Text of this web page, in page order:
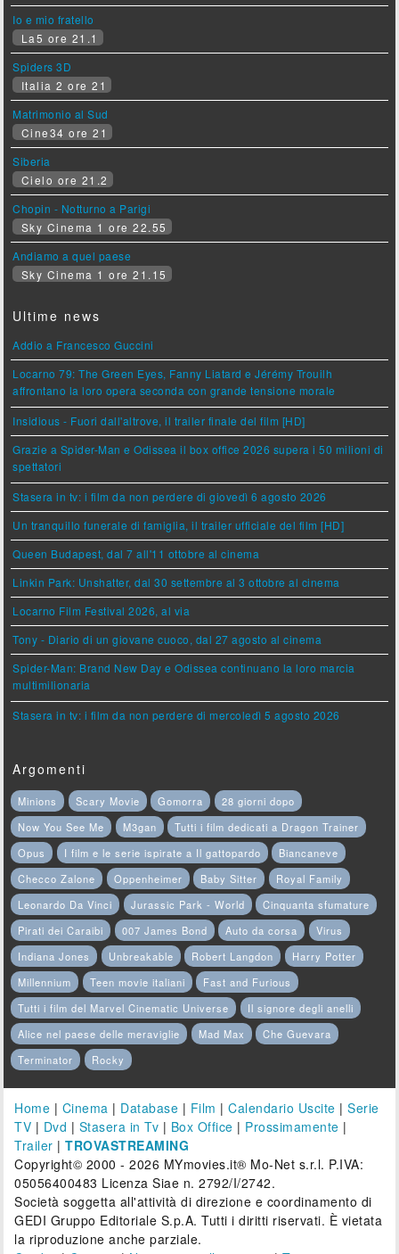
Io e mio fratello
La5 ore 21.1
Spiders 3D
Italia 2 ore 21
Matrimonio al Sud
Cine34 ore 21
Siberia
Cielo ore 21.2
Chopin - Notturno a Parigi
Sky Cinema 1 ore 22.55
Andiamo a quel paese
Sky Cinema 1 ore 21.15
Ultime news
Addio a Francesco Guccini
Locarno 79: The Green Eyes, Fanny Liatard e Jérémy Trouilh
affrontano la loro opera seconda con grande tensione morale
Insidious - Fuori dall'altrove, il trailer finale del film [HD]
Grazie a Spider-Man e Odissea il box office 2026 supera i 50 milioni di
spettatori
Stasera in tv: i film da non perdere di giovedì 6 agosto 2026
Un tranquillo funerale di famiglia, il trailer ufficiale del film [HD]
Queen Budapest, dal 7 all'11 ottobre al cinema
Linkin Park: Unshatter, dal 30 settembre al 3 ottobre al cinema
Locarno Film Festival 2026, al via
Tony - Diario di un giovane cuoco, dal 27 agosto al cinema
Spider-Man: Brand New Day e Odissea continuano la loro marcia
multimilionaria
Stasera in tv: i film da non perdere di mercoledì 5 agosto 2026
Argomenti
Minions Scary Movie Gomorra
28 giorni dopo
Now You See Me
M3gan
Tutti i film dedicati a Dragon Trainer
Opus
I film e le serie ispirate a Il gattopardo
Biancaneve
Checco Zalone
Oppenheimer Baby Sitter
Royal Family
Leonardo Da Vinci
Jurassic Park - World
Cinquanta sfumature
Pirati dei Caraibi
007 James Bond Auto da corsa
Virus
Indiana Jones
Unbreakable Robert Langdon
Harry Potter
Millennium
Teen movie italiani
Fast and Furious
Tutti i film del Marvel Cinematic Universe
Il signore degli anelli
Alice nel paese delle meraviglie
Mad Max
Che Guevara
Terminator
Rocky
Home | Cinema | Database | Film |Calendario Uscite |Serie
TV | Dvd | Stasera in Tv | Box Office | Prossimamente |
Trailer |TROVASTREAMING
Copyright© 2000 - 2026 MYmovies.it® Mo-Net s.r.l. P.IVA:
05056400483 Licenza Siae n. 2792/I/2742.
Società soggetta all'attività di direzione e coordinamento di
GEDI Gruppo Editoriale S.p.A. Tutti i diritti riservati. È vietata
la riproduzione anche parziale.